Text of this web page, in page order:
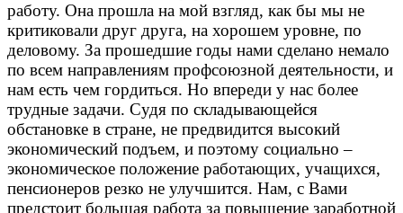
работу. Она прошла на мой взгляд, как бы мы не
критиковали друг друга, на хорошем уровне, по
деловому. За прошедшие годы нами сделано немало
по всем направлениям профсоюзной деятельности, и
нам есть чем гордиться. Но впереди у нас более
трудные задачи. Судя по складывающейся
обстановке в стране, не предвидится высокий
экономический подъем, и поэтому социально –
экономическое положение работающих, учащихся,
пенсионеров резко не улучшится. Нам, с Вами
предстоит большая работа за повышение заработной